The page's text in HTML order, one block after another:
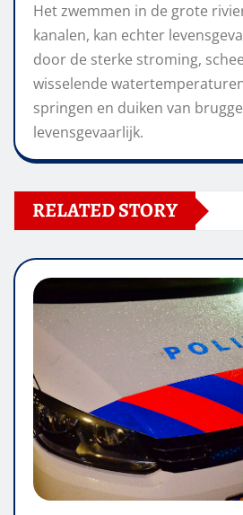
Het zwemmen in de grote
kanalen, kan echter
door de sterke stroming,
wisselende
springen en duiken van
levensgevaarlijk.
RELATED STORY